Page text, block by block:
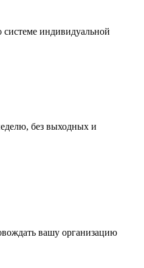
системе индивидуальной
без выходных и
вашу организацию